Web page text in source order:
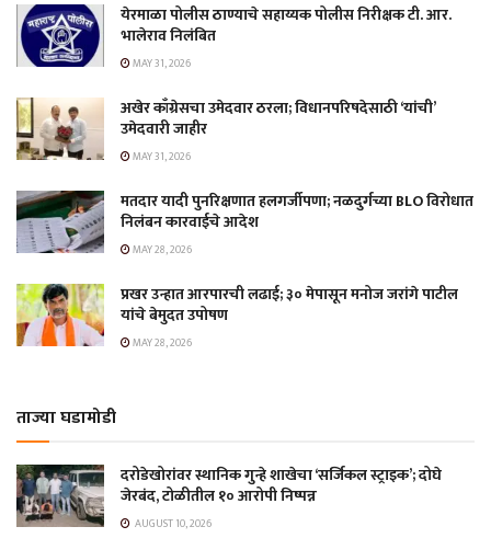
येरमाळा पोलीस ठाण्याचे सहाय्यक पोलीस निरीक्षक टी. आर.
भालेराव निलंबित
MAY 31, 2026
अखेर काँग्रेसचा उमेदवार ठरला; विधानपरिषदेसाठी ‘यांची’
उमेदवारी जाहीर
MAY 31, 2026
मतदार यादी पुनरिक्षणात हलगर्जीपणा; नळदुर्गच्या BLO विरोधात
निलंबन कारवाईचे आदेश
MAY 28, 2026
प्रखर उन्हात आरपारची लढाई; ३० मेपासून मनोज जरांगे पाटील
यांचे बेमुदत उपोषण
MAY 28, 2026
ताज्या घडामोडी
दरोडेखोरांवर स्थानिक गुन्हे शाखेचा ‘सर्जिकल स्ट्राइक’; दोघे
जेरबंद, टोळीतील १० आरोपी निष्पन्न
AUGUST 10, 2026